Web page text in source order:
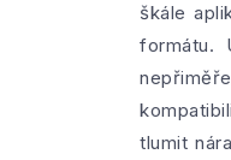
škále
formátu.
tlumit